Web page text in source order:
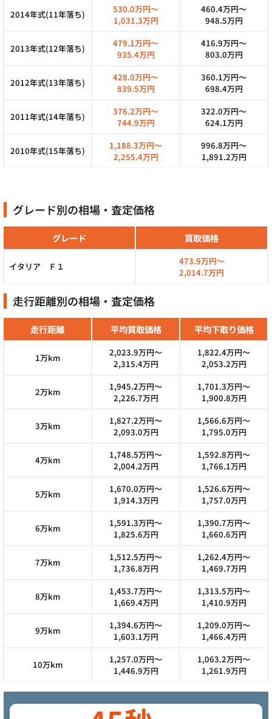
2014年式(11年落ち)
530.0万円～
1,031.3万円
460.4万円～
948.5万円
2013年式(12年落ち)
479.1万円～
935.4万円
416.9万円～
803.0万円
2012年式(13年落ち)
428.0万円～
839.5万円
360.1万円～
698.4万円
2011年式(14年落ち)
376.2万円～
744.9万円
322.0万円～
624.1万円
2010年式(15年落ち)
1,188.3万円～
2,255.4万円
996.8万円～
1,891.2万円
グレード別の相場・査定価格
グレード 買取価格
イタリア Ｆ１
473.9万円～
2,014.7万円
走行距離別の相場・査定価格
走行距離 平均買取価格 平均下取り価格
1万km
2,023.9万円～
2,315.4万円
1,822.4万円～
2,053.2万円
2万km
1,945.2万円～
2,226.7万円
1,701.3万円～
1,900.8万円
3万km
1,827.2万円～
2,093.0万円
1,566.6万円～
1,795.0万円
4万km
1,748.5万円～
2,004.2万円
1,592.8万円～
1,766.1万円
5万km
1,670.0万円～
1,914.3万円
1,526.6万円～
1,757.0万円
6万km
1,591.3万円～
1,825.6万円
1,390.7万円～
1,660.6万円
7万km
1,512.5万円～
1,736.8万円
1,262.4万円～
1,469.7万円
8万km
1,453.7万円～
1,669.4万円
1,313.5万円～
1,410.9万円
9万km
1,394.6万円～
1,603.1万円
1,209.0万円～
1,466.4万円
10万km
1,257.0万円～
1,446.9万円
1,063.2万円～
1,261.9万円